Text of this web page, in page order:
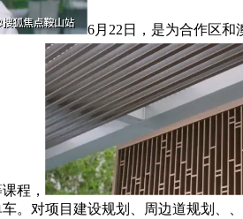
6月22日，是为合作区
程，
。对项目建设规划、周边道规划